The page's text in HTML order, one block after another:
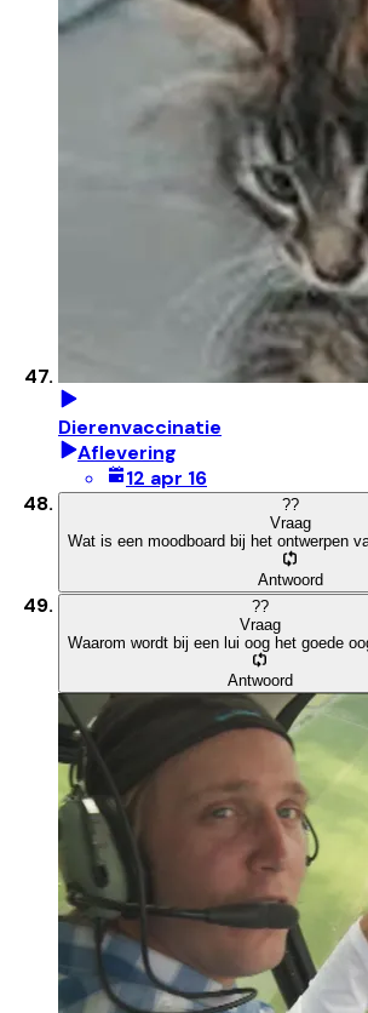
Dierenvaccinatie
Aflevering
12 apr 16
??
Vraag
Wat is een moodboard bij het ontwerpen
Antwoord
??
Vraag
Waarom wordt bij een lui oog het goede
Antwoord